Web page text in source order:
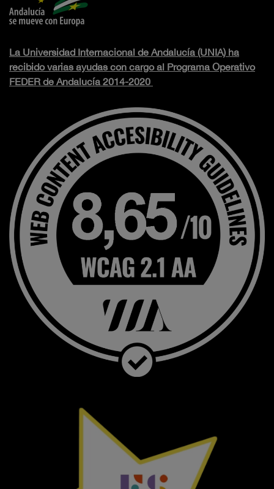
La Universidad Internacional de Andalucía (UNIA) ha
recibido varias ayudas con cargo al Programa Operativo
FEDER de Andalucía 2014-2020